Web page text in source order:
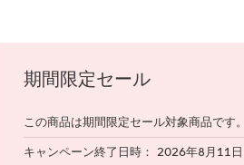
期間限定セール
この商品は期間限定セール対象商品です。
キャンペーン終了日時
2026年8月11